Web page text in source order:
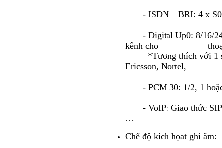
- ISDN – BRI: 4 x
- Digital Up0: 8/16/
kênh cho
*Tương thích với 1
Ericsson, Nortel,
- PCM 30: 1/2, 1
- VoIP: Giao thức
…
Chế độ kích họat ghi âm: